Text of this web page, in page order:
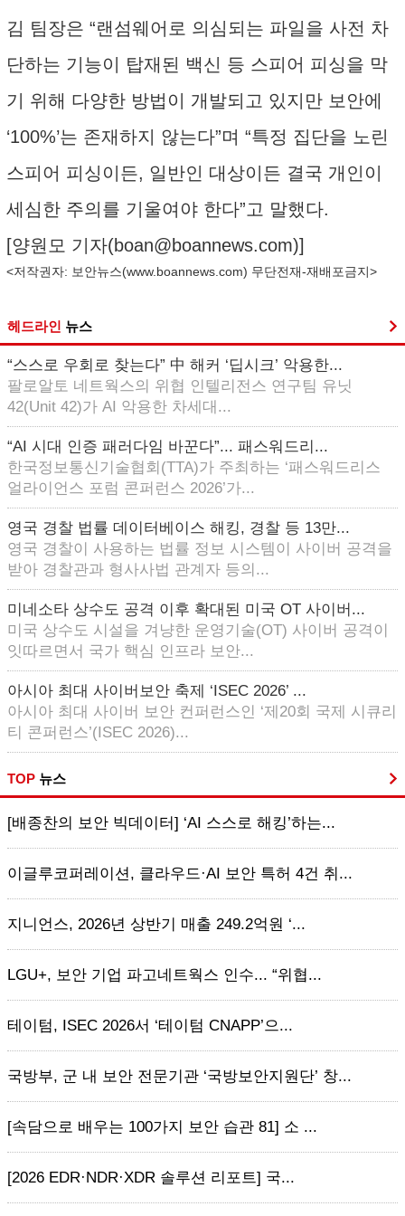
김 팀장은 “랜섬웨어로 의심되는 파일을 사전 차
단하는 기능이 탑재된 백신 등 스피어 피싱을 막
기 위해 다양한 방법이 개발되고 있지만 보안에
‘100%’는 존재하지 않는다”며 “특정 집단을 노린
스피어 피싱이든, 일반인 대상이든 결국 개인이
세심한 주의를 기울여야 한다”고 말했다.
[양원모 기자(boan@boannews.com)]
<저작권자: 보안뉴스(www.boannews.com) 무단전재-재배포금지>
헤드라인 뉴스
“스스로 우회로 찾는다” 中 해커 ‘딥시크’ 악용한...
팔로알토 네트웍스의 위협 인텔리전스 연구팀 유닛
42(Unit 42)가 AI 악용한 차세대...
“AI 시대 인증 패러다임 바꾼다”... 패스워드리...
한국정보통신기술협회(TTA)가 주최하는 ‘패스워드리스
얼라이언스 포럼 콘퍼런스 2026’가...
영국 경찰 법률 데이터베이스 해킹, 경찰 등 13만...
영국 경찰이 사용하는 법률 정보 시스템이 사이버 공격을
받아 경찰관과 형사사법 관계자 등의...
미네소타 상수도 공격 이후 확대된 미국 OT 사이버...
미국 상수도 시설을 겨냥한 운영기술(OT) 사이버 공격이
잇따르면서 국가 핵심 인프라 보안...
아시아 최대 사이버보안 축제 ‘ISEC 2026’ ...
아시아 최대 사이버 보안 컨퍼런스인 ‘제20회 국제 시큐리
티 콘퍼런스’(ISEC 2026)...
TOP 뉴스
[배종찬의 보안 빅데이터] ‘AI 스스로 해킹’하는...
이글루코퍼레이션, 클라우드·AI 보안 특허 4건 취...
지니언스, 2026년 상반기 매출 249.2억원 ‘...
LGU+, 보안 기업 파고네트웍스 인수... “위협...
테이텀, ISEC 2026서 ‘테이텀 CNAPP’으...
국방부, 군 내 보안 전문기관 ‘국방보안지원단’ 창...
[속담으로 배우는 100가지 보안 습관 81] 소 ...
[2026 EDR·NDR·XDR 솔루션 리포트] 국...